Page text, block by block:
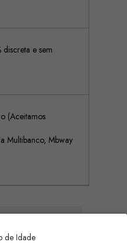
e sem
(Aceitamos
Multibanco, Mbway